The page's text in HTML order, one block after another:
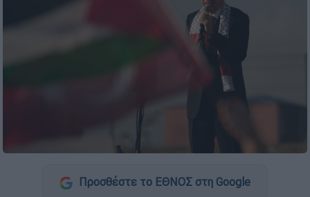
Προσθέστε το ΕΘΝΟΣ στη Google